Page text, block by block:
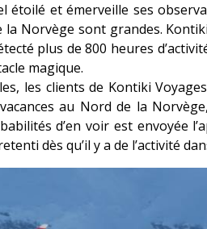
étoilé et émerveille ses
Norvège sont grandes.
plus de 800 heures
magique.
les clients de Kontiki
au Nord de la
d’en voir est envoyée
dès qu’il y a de l’activité
CONCOURS :
COPIE DU JEU « GRID,
Daily